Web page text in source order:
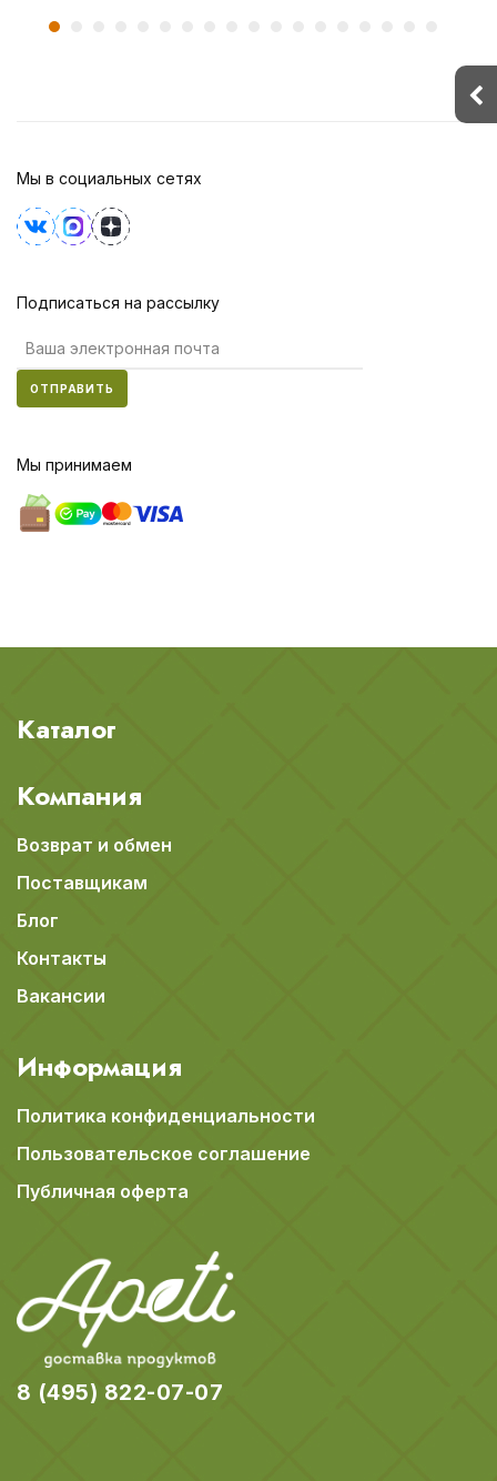
Мы в социальных сетях
Подписаться на рассылку
ОТПРАВИТЬ
Мы принимаем
Каталог
Компания
Возврат и обмен
Поставщикам
Блог
Контакты
Вакансии
Информация
Политика конфиденциальности
Пользовательское соглашение
Публичная оферта
8 (495) 822-07-07